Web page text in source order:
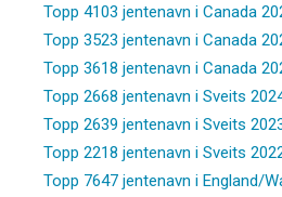
Topp 4103 jentenavn i Canada
Topp 3523 jentenavn i Canada
Topp 3618 jentenavn i Canada
Topp 2668 jentenavn i Sveits
Topp 2639 jentenavn i Sveits
Topp 2218 jentenavn i Sveits
Topp 7647 jentenavn i England/